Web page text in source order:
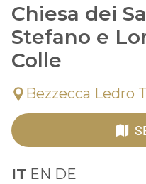
Chiesa dei
Stefano e
Colle
Bezzecca Ledro
IT EN DE